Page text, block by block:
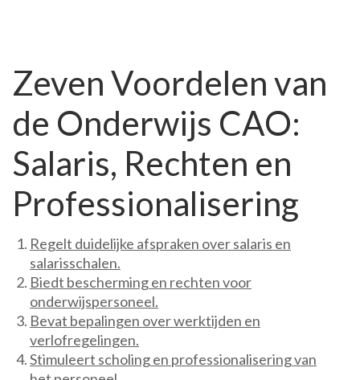
Zeven Voordelen van
de Onderwijs CAO:
Salaris, Rechten en
Professionalisering
Regelt duidelijke afspraken over salaris en
salarisschalen.
Biedt bescherming en rechten voor
onderwijspersoneel.
Bevat bepalingen over werktijden en
verlofregelingen.
Stimuleert scholing en professionalisering van